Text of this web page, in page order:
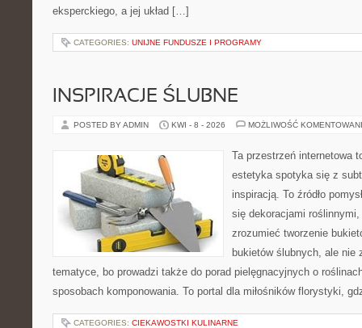
eksperckiego, a jej układ […]
CATEGORIES: UNIJNE FUNDUSZE I PROGRAMY
INSPIRACJE ŚLUBNE
POSTED BY ADMIN KWI - 8 - 2026 MOŻLIWOŚĆ
Ta przestrzeń internetowa
estetyka spotyka się z
inspiracją. To źródło
się dekoracjami
zrozumieć tworzenie
bukietów ślubnych, ale nie
tematyce, bo prowadzi także do porad pielęgnacyjnych o
sposobach komponowania. To portal dla miłośników florystyki,
CATEGORIES: CIEKAWOSTKI KULINARNE